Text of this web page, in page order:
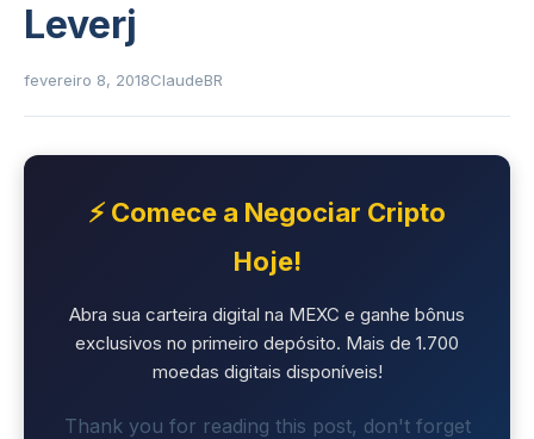
Leverj
fevereiro 8, 2018ClaudeBR
⚡ Comece a Negociar Cripto
Hoje!
Abra sua carteira digital na MEXC e ganhe bônus
exclusivos no primeiro depósito. Mais de 1.700
moedas digitais disponíveis!
Thank you for reading this post, don't forget